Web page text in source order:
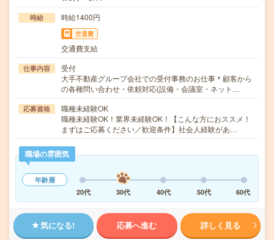
時給 時給1400円
交通費
交通費支給
仕事内容
受付
大手不動産グループ会社での受付事務のお仕事＊顧客から
の各種問い合わせ・依頼対応(設備・会議室・ネット…
応募資格
職種未経験OK
職種未経験OK！業界未経験OK！【こんな方におススメ！
まずはご応募ください／歓迎条件】社会人経験があ…
職場の雰囲気
年齢層
20代
30代 40代 50代 60代
気になる! 応募へ進む 詳しく見る